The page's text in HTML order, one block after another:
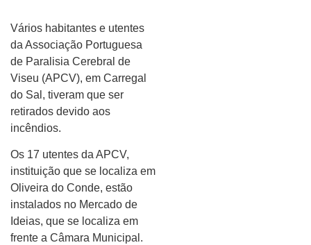
Vários habitantes e utentes
da Associação Portuguesa
de Paralisia Cerebral de
Viseu (APCV), em Carregal
do Sal, tiveram que ser
retirados devido aos
incêndios.
Os 17 utentes da APCV,
instituição que se localiza em
Oliveira do Conde, estão
instalados no Mercado de
Ideias, que se localiza em
frente a Câmara Municipal.